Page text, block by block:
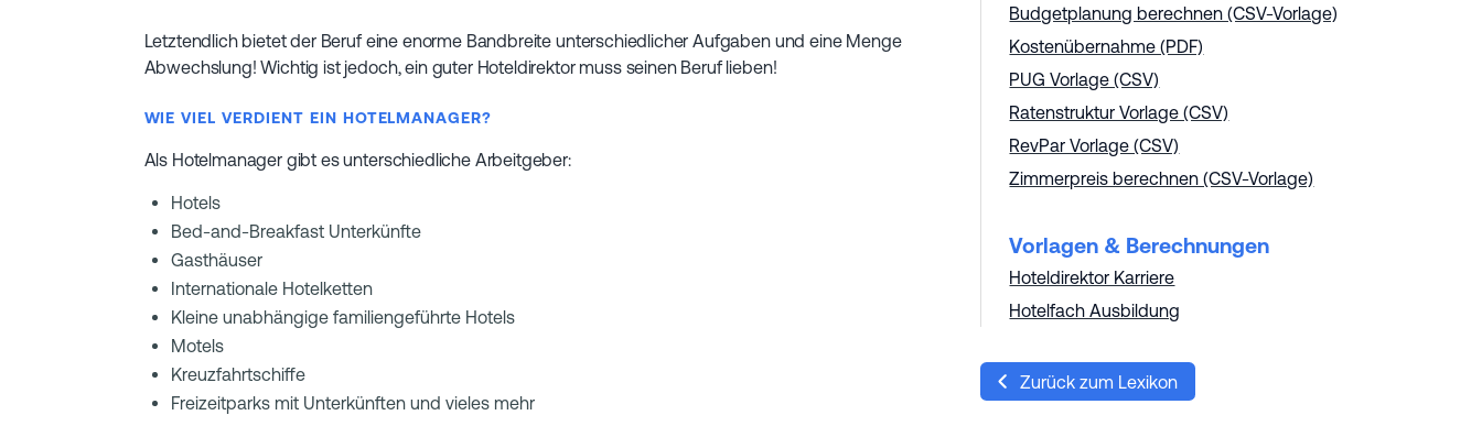
Letztendlich bietet der Beruf eine enorme Bandbreite unterschiedlicher Aufgaben und eine Menge
Abwechslung! Wichtig ist jedoch, ein guter Hoteldirektor muss seinen Beruf lieben!
WIE VIEL VERDIENT EIN HOTELMANAGER?
Als Hotelmanager gibt es unterschiedliche Arbeitgeber:
Hotels
Bed-and-Breakfast Unterkünfte
Gasthäuser
Internationale Hotelketten
Kleine unabhängige familiengeführte Hotels
Motels
Kreuzfahrtschiffe
Freizeitparks mit Unterkünften und vieles mehr
Budgetplanung berechnen (CSV-Vorlage)
Kostenübernahme (PDF)
PUG Vorlage (CSV)
Ratenstruktur Vorlage (CSV)
RevPar Vorlage (CSV)
Zimmerpreis berechnen (CSV-Vorlage)
Vorlagen & Berechnungen
Hoteldirektor Karriere
Hotelfach Ausbildung
Zurück zum Lexikon